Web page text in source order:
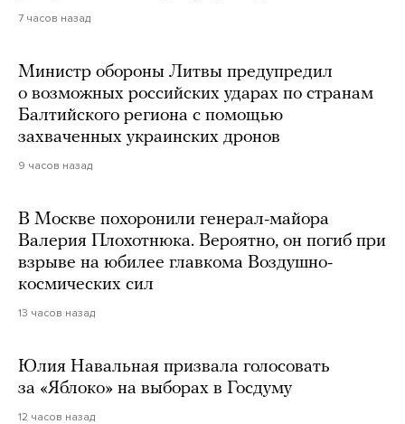
7 часов назад
Министр обороны Литвы предупредил
о возможных российских ударах по странам
Балтийского региона с помощью
захваченных украинских дронов
9 часов назад
В Москве похоронили генерал-майора
Валерия Плохотнюка. Вероятно, он погиб при
взрыве на юбилее главкома Воздушно-
космических сил
13 часов назад
Юлия Навальная призвала голосовать
за «Яблоко» на выборах в Госдуму
12 часов назад